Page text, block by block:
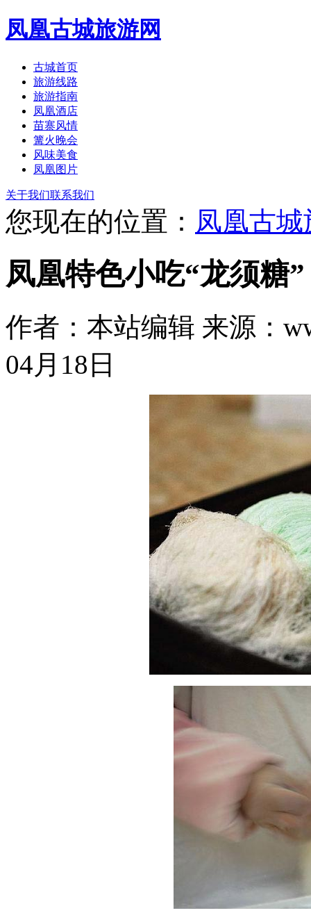
凤凰古城旅游网
古城首页
旅游线路
旅游指南
凤凰酒店
苗寨风情
篝火晚会
风味美食
凤凰图片
关于我们联系我们
您现在的位置： 凤凰古
凤凰特色小吃“龙须糖”
作者：本站编辑 来源：
04月18日